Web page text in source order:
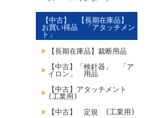
【中古】 【長期在庫品】
お買い得品 「アタッチメン
ト」
【長期在庫品】裁断用品
【中古】「検針器」 「ア
イロン」 用品
【中古】アタッチメント
(工業用)
【中古】 定規 (工業用)